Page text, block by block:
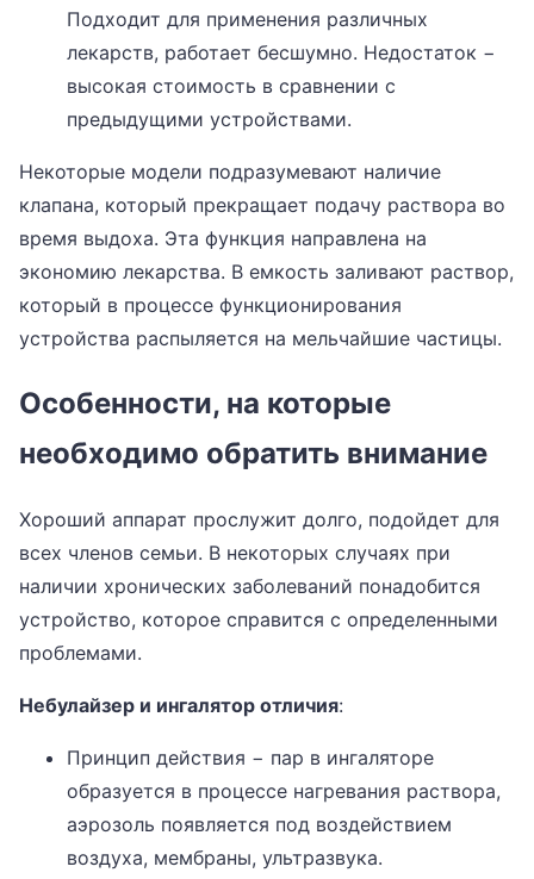
Подходит для применения различных
лекарств, работает бесшумно. Недостаток −
высокая стоимость в сравнении с
предыдущими устройствами.
Некоторые модели подразумевают наличие
клапана, который прекращает подачу раствора во
время выдоха. Эта функция направлена на
экономию лекарства. В емкость заливают раствор,
который в процессе функционирования
устройства распыляется на мельчайшие частицы.
Особенности, на которые
необходимо обратить внимание
Хороший аппарат прослужит долго, подойдет для
всех членов семьи. В некоторых случаях при
наличии хронических заболеваний понадобится
устройство, которое справится с определенными
проблемами.
Небулайзер и ингалятор отличия:
Принцип действия − пар в ингаляторе
образуется в процессе нагревания раствора,
аэрозоль появляется под воздействием
воздуха, мембраны, ультразвука.